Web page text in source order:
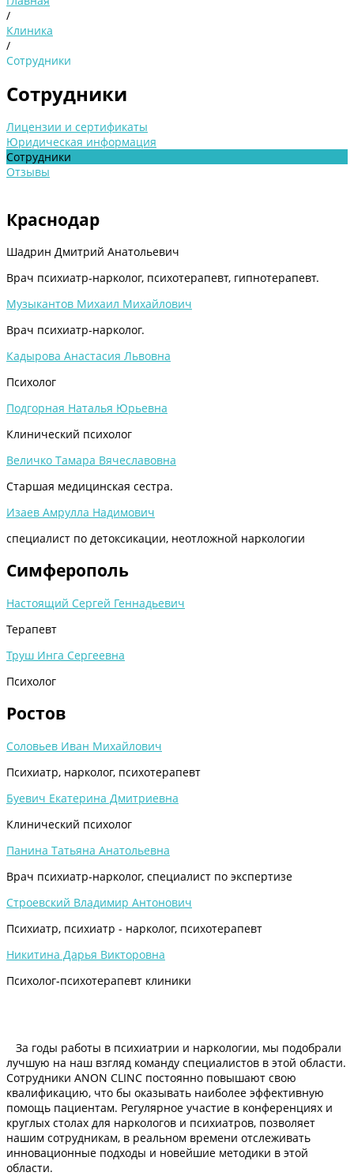
/
Клиника
/
Сотрудники
Сотрудники
Лицензии и сертификаты
Юридическая информация
Сотрудники
Отзывы
Краснодар
Шадрин Дмитрий Анатольевич
Врач психиатр-нарколог, психотерапевт, гипнотерапевт.
Музыкантов Михаил Михайлович
Врач психиатр-нарколог.
Кадырова Анастасия Львовна
Психолог
Подгорная Наталья Юрьевна
Клинический психолог
Величко Тамара Вячеславовна
Старшая медицинская сестра.
Изаев Амрулла Надимович
специалист по детоксикации, неотложной наркологии
Симферополь
Настоящий Сергей Геннадьевич
Терапевт
Труш Инга Сергеевна
Психолог
Ростов
Соловьев Иван Михайлович
Психиатр, нарколог, психотерапевт
Буевич Екатерина Дмитриевна
Клинический психолог
Панина Татьяна Анатольевна
Врач психиатр-нарколог, специалист по экспертизе
Строевский Владимир Антонович
Психиатр, психиатр - нарколог, психотерапевт
Никитина Дарья Викторовна
Психолог-психотерапевт клиники
За годы работы в психиатрии и наркологии, мы подобрали
лучшую на наш взгляд команду специалистов в этой области.
Сотрудники ANON CLINC постоянно повышают свою
квалификацию, что бы оказывать наиболее эффективную
помощь пациентам. Регулярное участие в конференциях и
круглых столах для наркологов и психиатров, позволяет
нашим сотрудникам, в реальном времени отслеживать
инновационные подходы и новейшие методики в этой
области.